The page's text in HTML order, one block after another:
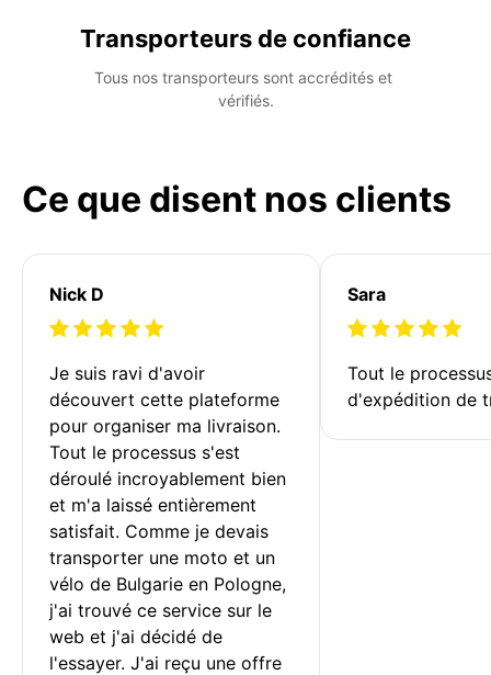
Transporteurs de confiance
Tous nos transporteurs sont accrédités et
vérifiés.
Ce que disent nos clients
Nick D
Je suis ravi d'avoir
découvert cette plateforme
pour organiser ma livraison.
Tout le processus s'est
déroulé incroyablement bien
et m'a laissé entièrement
satisfait. Comme je devais
transporter une moto et un
vélo de Bulgarie en Pologne,
j'ai trouvé ce service sur le
web et j'ai décidé de
l'essayer. J'ai reçu une offre
Sara
Tout le
d'expédition de